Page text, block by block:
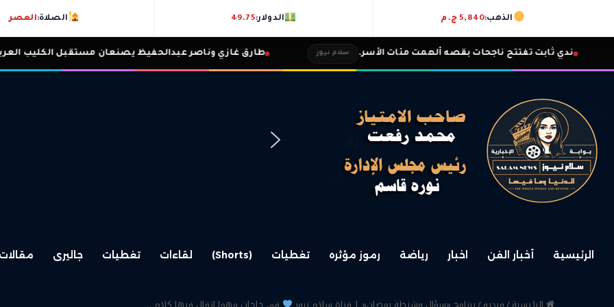
الذهب:5,840 ج.م الدولار:49.75 الصلاة:العصر
ندي ثابت تفتتح ناجحات بقصه ألهمت مئات الأسر. سلام نيوز طارق غازي وناصر عبدالحفيظ يصنعان مستقبل الكليب العربي.
الرئيسية أخبار الفن اخبار رياضة رموز مؤثره تغطيات (Shorts) لقاءات تغطيات جاليرى مقالات